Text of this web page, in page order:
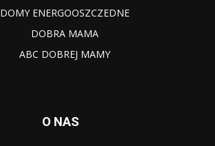
DOMY ENERGOOSZCZEDNE
DOBRA MAMA
ABC DOBREJ MAMY
O NAS